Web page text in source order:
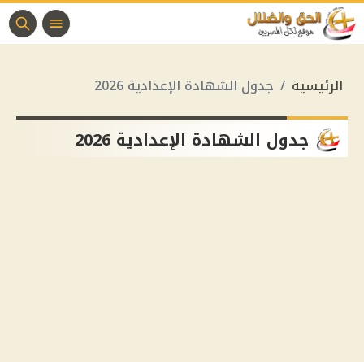
الرئيسية جدول الشهادة الإعدادية 2026
جدول الشهادة الإعدادية 2026